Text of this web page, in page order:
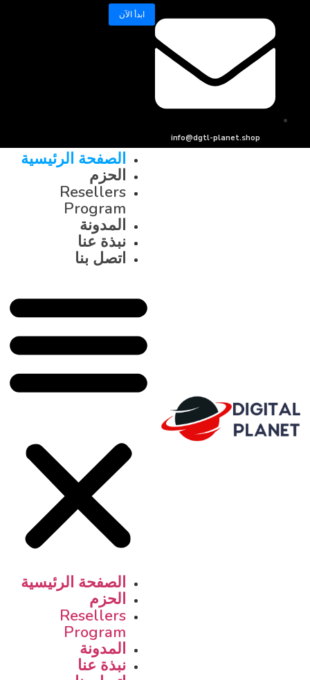
info@dgtl-
الصفحة الرئيسية
Resellers
Program
المدونة
نبذة عنا
اتصل بنا
الصفحة الرئيسية
Resellers
Program
المدونة
نبذة عنا